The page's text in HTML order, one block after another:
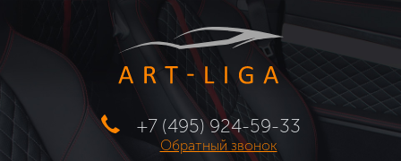
+7 (495) 924-59-33
Обратный звонок